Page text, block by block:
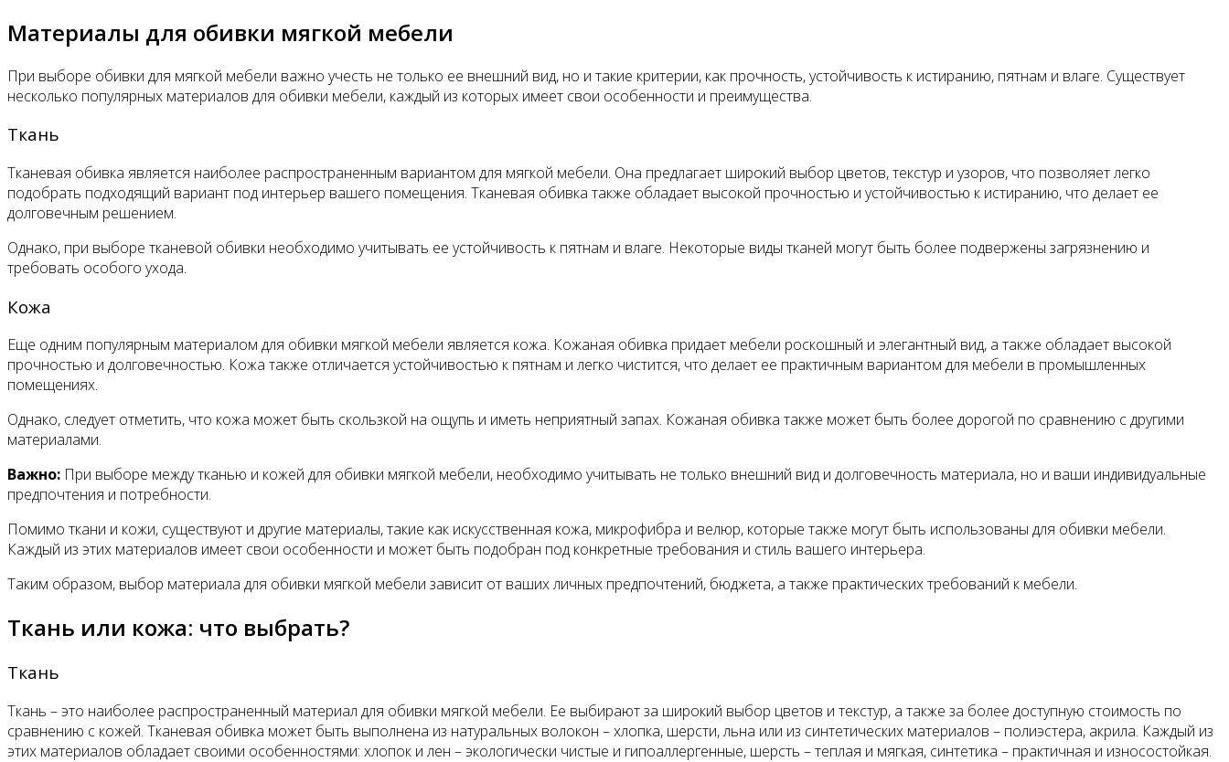
Материалы для обивки мягкой мебели
При выборе обивки для мягкой мебели важно учесть не только ее внешний вид, но и такие критерии, как прочность, устойчивость к истиранию, пятнам и влаге. Существует
несколько популярных материалов для обивки мебели, каждый из которых имеет свои особенности и преимущества.
Ткань
Тканевая обивка является наиболее распространенным вариантом для мягкой мебели. Она предлагает широкий выбор цветов, текстур и узоров, что позволяет легко
подобрать подходящий вариант под интерьер вашего помещения. Тканевая обивка также обладает высокой прочностью и устойчивостью к истиранию, что делает ее
долговечным решением.
Однако, при выборе тканевой обивки необходимо учитывать ее устойчивость к пятнам и влаге. Некоторые виды тканей могут быть более подвержены загрязнению и
требовать особого ухода.
Кожа
Еще одним популярным материалом для обивки мягкой мебели является кожа. Кожаная обивка придает мебели роскошный и элегантный вид, а также обладает высокой
прочностью и долговечностью. Кожа также отличается устойчивостью к пятнам и легко чистится, что делает ее практичным вариантом для мебели в промышленных
помещениях.
Однако, следует отметить, что кожа может быть скользкой на ощупь и иметь неприятный запах. Кожаная обивка также может быть более дорогой по сравнению с другими
материалами.
Важно: При выборе между тканью и кожей для обивки мягкой мебели, необходимо учитывать не только внешний вид и долговечность материала, но и ваши индивидуальные
предпочтения и потребности.
Помимо ткани и кожи, существуют и другие материалы, такие как искусственная кожа, микрофибра и велюр, которые также могут быть использованы для обивки мебели.
Каждый из этих материалов имеет свои особенности и может быть подобран под конкретные требования и стиль вашего интерьера.
Таким образом, выбор материала для обивки мягкой мебели зависит от ваших личных предпочтений, бюджета, а также практических требований к мебели.
Ткань или кожа: что выбрать?
Ткань
Ткань – это наиболее распространенный материал для обивки мягкой мебели. Ее выбирают за широкий выбор цветов и текстур, а также за более доступную стоимость по
сравнению с кожей. Тканевая обивка может быть выполнена из натуральных волокон – хлопка, шерсти, льна или из синтетических материалов – полиэстера, акрила. Каждый из
этих материалов обладает своими особенностями: хлопок и лен – экологически чистые и гипоаллергенные, шерсть – теплая и мягкая, синтетика – практичная и износостойкая.